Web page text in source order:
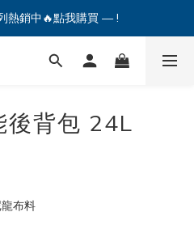
熱銷中🔥點我購買 — !
好友領優惠券！🎫
熱銷中🔥點我購買 — !
後背包 24L
布料